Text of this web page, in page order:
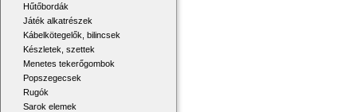
Hűtőbordák
Játék alkatrészek
Kábelkötegelők, bilincsek
Készletek, szettek
Menetes tekerőgombok
Popszegecsek
Rugók
Sarok elemek